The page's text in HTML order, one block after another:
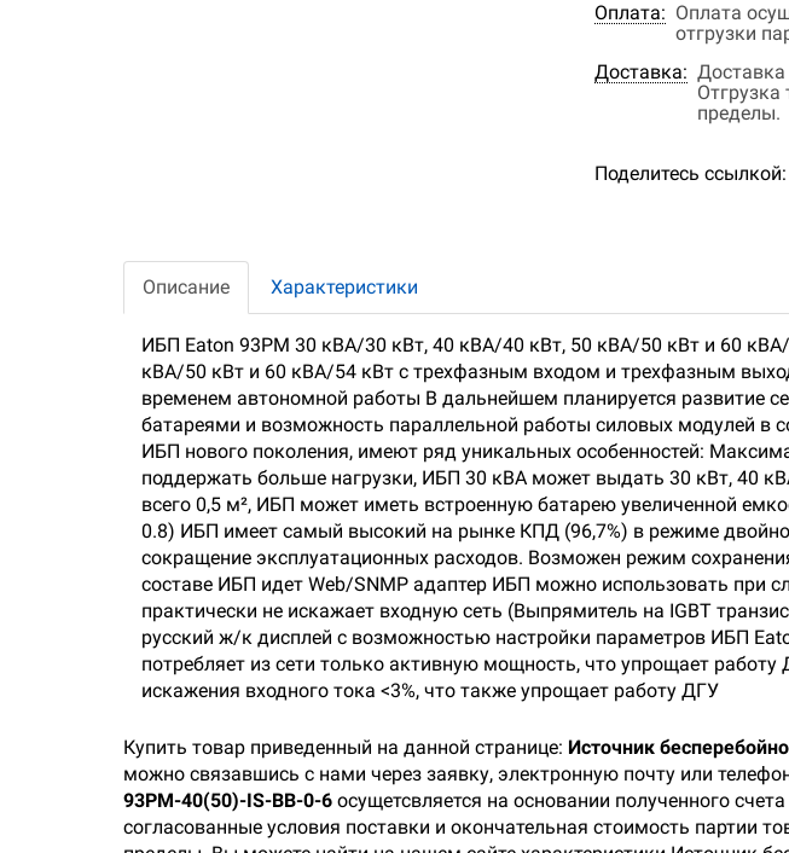
Оплата: Оплата
отгрузки
Доставка:
пределы.
Поделитесь ссылкой:
Описание Характеристики
ИБП Eaton 93PM 30 кВА/30 кВт, 40 кВА/40 кВт, 50 кВА/50 кВт и 60
кВА/50 кВт и 60 кВА/54 кВт с трехфазным входом и трехфазным
временем автономной работы В дальнейшем планируется развитие
батареями и возможность параллельной работы силовых модулей в
ИБП нового поколения, имеют ряд уникальных особенностей:
поддержать больше нагрузки, ИБП 30 кВА может выдать 30 кВт, 40
всего 0,5 м², ИБП может иметь встроенную батарею увеличенной
0.8) ИБП имеет самый высокий на рынке КПД (96,7%) в режиме
сокращение эксплуатационных расходов. Возможен режим
составе ИБП идет Web/SNMP адаптер ИБП можно использовать при
практически не искажает входную сеть (Выпрямитель на IGBT
русский ж/к дисплей с возможностью настройки параметров ИБП
потребляет из сети только активную мощность, что упрощает
искажения входного тока <3%, что также упрощает работу ДГУ
Купить товар приведенный на данной странице: Источник
можно связавшись с нами через заявку, электронную почту или
93PM-40(50)-IS-BB-0-6 осущетсвляется на основании полученного
согласованные условия поставки и окончательная стоимость партии